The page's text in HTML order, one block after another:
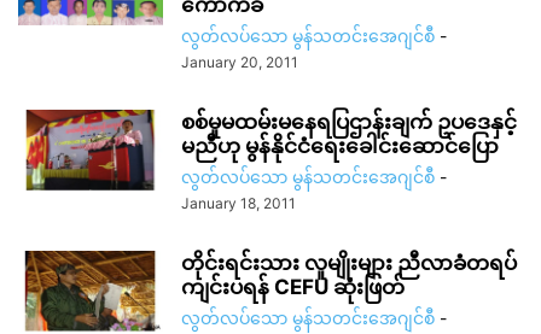
ကောက်ခံ
လွတ်လပ်သော မွန်သတင်းအေဂျင်စီ -
January 20, 2011
စစ်မှုမထမ်းမနေရပြဌာန်းချက် ဥပဒေနှင့်
မညီဟု မွန်နိုင်ငံရေးခေါင်းဆောင်ပြော
လွတ်လပ်သော မွန်သတင်းအေဂျင်စီ -
January 18, 2011
တိုင်းရင်းသား လူမျိုးများ ညီလာခံတရပ်
ကျင်းပရန် CEFU ဆုံးဖြတ်
လွတ်လပ်သော မွန်သတင်းအေဂျင်စီ -